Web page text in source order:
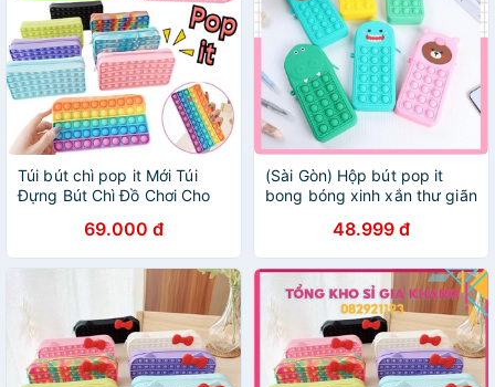
Túi bút chì pop it Mới Túi
Đựng Bút Chì Đồ Chơi Cho
69.000 đ
(Sài Gòn) Hộp bút pop it
bong bóng xinh xắn thư giãn
48.999 đ